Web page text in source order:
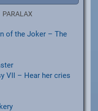
PARALAX
of the Joker – The
VII – Hear her cries